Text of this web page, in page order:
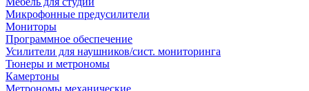
Микрофонные предусилители
Мониторы
Программное обеспечение
Усилители для наушников/сист. мониторинга
Тюнеры и метрономы
Камертоны
Метрономы механические